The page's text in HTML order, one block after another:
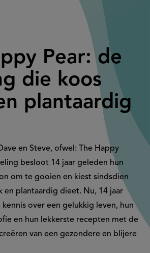
Pear: de
die koos
plantaardig
en Steve, ofwel: The Happy
besloot 14 jaar geleden hun
om te gooien en kiest sindsdien
en plantaardig dieet. Nu, 14 jaar
kennis over een gelukkig leven, hun
en hun lekkerste recepten met de
van een gezondere en blijere